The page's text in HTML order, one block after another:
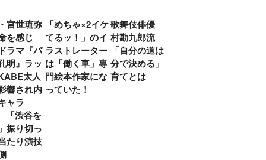
宮世琉弥
を感じ
ラマ『パ
明』ラッ
太人
響され内
ャラ
渋谷を
振り切っ
たり演技
「めちゃ×2イケ
てるッ！」のイ
ラストレーター
は「働く車」専
門絵本作家にな
っていた！
歌舞伎俳優 中
村勘九郎流
「自分の道は自
分で決める」子
育てとは